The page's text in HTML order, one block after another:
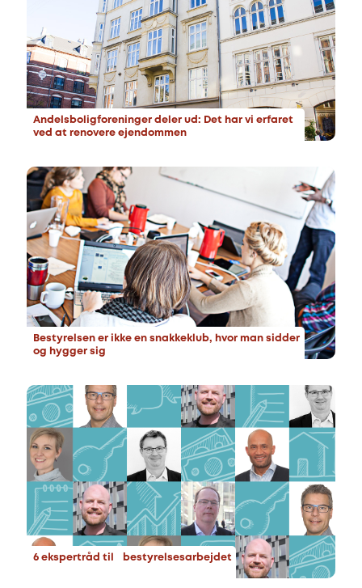
Andelsboligforeninger deler ud: Det har vi erfaret
ved at renovere ejendommen
Bestyrelsen er ikke en snakkeklub, hvor man sidder
og hygger sig
6 ekspertråd til bestyrelsesarbejdet